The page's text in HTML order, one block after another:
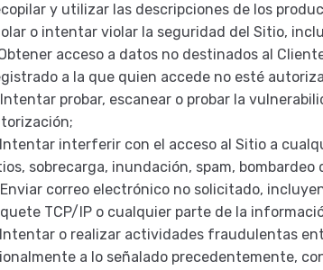
y utilizar las descripciones de los
o intentar violar la seguridad del Sitio,
acceso a datos no destinados al
a la que quien accede no esté
Intentar probar, escanear o probar la
Intentar interferir con el acceso al Sitio a
sobrecarga, inundación, spam,
Enviar correo electrónico no solicitado,
TCP/IP o cualquier parte de la
Intentar o realizar actividades fraudulentas
a lo señalado precedentemente,